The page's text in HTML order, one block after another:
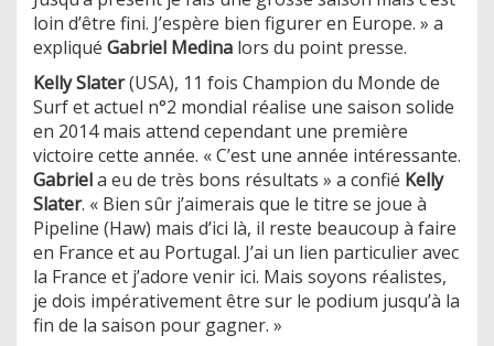
loin d’être fini. J’espère bien figurer en Europe. » a
expliqué Gabriel Medina lors du point presse.
Kelly Slater(USA), 11 fois Champion du Monde de
Surf et actuel n°2 mondial réalise une saison solide
en 2014 mais attend cependant une première
victoire cette année. « C’est une année intéressante.
Gabriela eu de très bons résultats » a confié Kelly
Slater. « Bien sûr j’aimerais que le titre se joue à
Pipeline (Haw) mais d’ici là, il reste beaucoup à faire
en France et au Portugal. J’ai un lien particulier avec
la France et j’adore venir ici. Mais soyons réalistes,
je dois impérativement être sur le podium jusqu’à la
fin de la saison pour gagner. »